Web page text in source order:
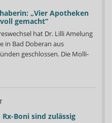
„Vier Apotheken
gemacht“
hat Dr. Lilli Amelung
in Bad Doberan aus
geschlossen. Die Molli-
Rx-Boni sind zulässig